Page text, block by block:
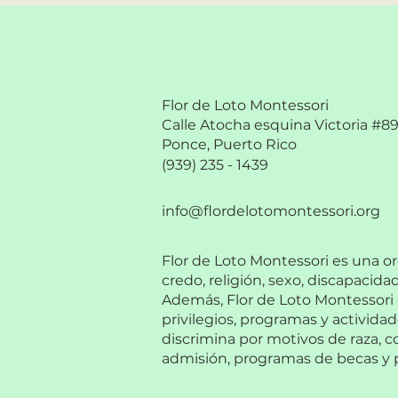
Flor de Loto Montessori
Calle Atocha esquina Victoria #89
Ponce, Puerto Rico
(939) 235 - 1439
info@flordelotomontessori.org
Flor de Loto Montessori es una
credo, religión, sexo,
Además, Flor de Loto
privilegios, programas y
discrimina por motivos de raza,
admisión, programas de becas